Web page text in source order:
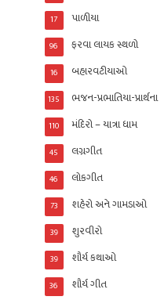
પાળીયા
17
ફરવા લાયક સ્થળો
96
બહારવટીયાઓ
16
ભજન-પ્રભાતિયા-પ્રાર્થના
135
મંદિરો – યાત્રા ધામ
110
લગ્નગીત
45
લોકગીત
46
શહેરો અને ગામડાઓ
73
શુરવીરો
39
શૌર્ય કથાઓ
39
શૌર્ય ગીત
36